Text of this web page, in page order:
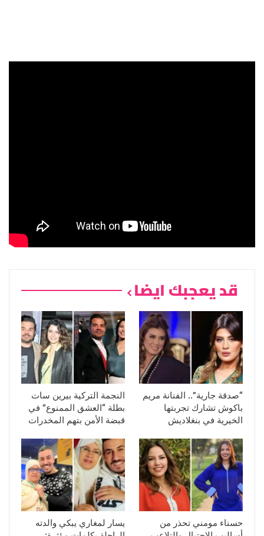
قد يعجبك ايضا
“صدقة جارية”.. الفنانة مريم
باكوش تشارك تجربتها
الخيرية في بنغلاديش
النجمة التركية بيرين سات
بطلة “العشق الممنوع” في
قبضة الأمن بتهم المخدرات
حسناء مومني تحذر من
يسار لمغاري يبكي والدته